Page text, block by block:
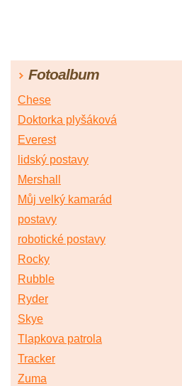
Fotoalbum
Chese
Doktorka plyšáková
Everest
lidský postavy
Mershall
Můj velký kamarád
postavy
robotické postavy
Rocky
Rubble
Ryder
Skye
Tlapkova patrola
Tracker
Zuma